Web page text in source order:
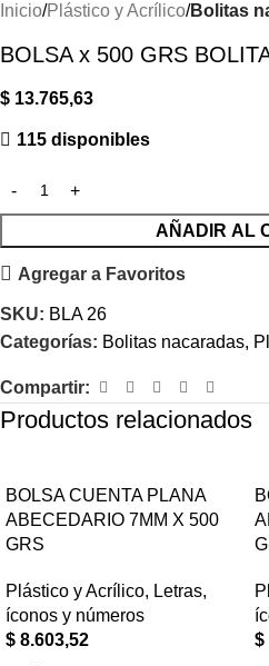
Inicio Plástico y Acrílico Bolitas
BOLSA x 500 GRS
$ 13.765,63
115 disponibles
AÑADIR AL
Agregar a Favoritos
SKU: BLA 26
Categorías: Bolitas nacaradas,
Compartir:
Productos relacionados
BOLSA CUENTA PLANA
ABECEDARIO 7MM X 500
GRS
Plástico y Acrílico, Letras,
íconos y números
$ 8.603,52
$